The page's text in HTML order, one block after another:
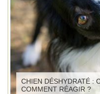
CHIEN DÉSHYDRATÉ :
COMMENT RÉAGIR ?